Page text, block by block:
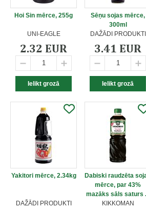
Hoi Sin mērce, 255g
UNI-EAGLE
2.32 EUR
Sēņu sojas mērce,
300ml
DAŽĀDI PRODUKTI
3.41 EUR
Yakitori mērce, 2.34kg
DAŽĀDI PRODUKTI
Dabiski raudzēta
mērce, par 43%
mazāks sāls saturs
KIKKOMAN